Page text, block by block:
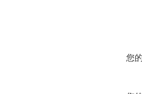
您